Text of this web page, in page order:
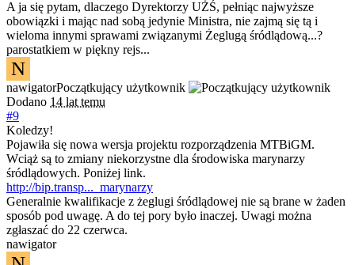
A ja się pytam, dlaczego Dyrektorzy UŻŚ, pełniąc najwyższe
obowiązki i mając nad sobą jedynie Ministra, nie zajmą się tą i
wieloma innymi sprawami związanymi Żeglugą śródlądową...?
parostatkiem w piękny rejs...
N
nawigatorPoczątkujący użytkownik
Dodano 14 lat temu
#9
Koledzy!
Pojawiła się nowa wersja projektu rozporządzenia MTBiGM.
Wciąż są to zmiany niekorzystne dla środowiska marynarzy
śródlądowych. Poniżej link.
http://bip.transp..._marynarzy
Generalnie kwalifikacje z żeglugi śródlądowej nie są brane w żaden
sposób pod uwagę. A do tej pory było inaczej. Uwagi można
zgłaszać do 22 czerwca.
nawigator